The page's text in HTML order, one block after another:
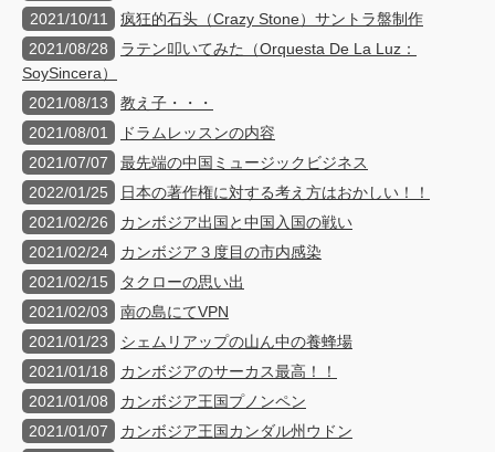
2021/10/11
疯狂的石头（Crazy Stone）サントラ盤制作
2021/08/28
ラテン叩いてみた（Orquesta De La Luz：
SoySincera）
2021/08/13
教え子・・・
2021/08/01
ドラムレッスンの内容
2021/07/07
最先端の中国ミュージックビジネス
2022/01/25
日本の著作権に対する考え方はおかしい！！
2021/02/26
カンボジア出国と中国入国の戦い
2021/02/24
カンボジア３度目の市内感染
2021/02/15
タクローの思い出
2021/02/03
南の島にてVPN
2021/01/23
シェムリアップの山ん中の養蜂場
2021/01/18
カンボジアのサーカス最高！！
2021/01/08
カンボジア王国プノンペン
2021/01/07
カンボジア王国カンダル州ウドン